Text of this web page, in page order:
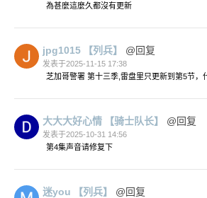
為甚麼這麼久都沒有更新
jpg1015 【列兵】 @回复
发表于2025-11-15 17:38
芝加哥警署 第十三季,雷盘里只更新到第5节，
大大大好心情 【骑士队长】 @回复
发表于2025-10-31 14:56
第4集声音请修复下
迷you 【列兵】 @回复